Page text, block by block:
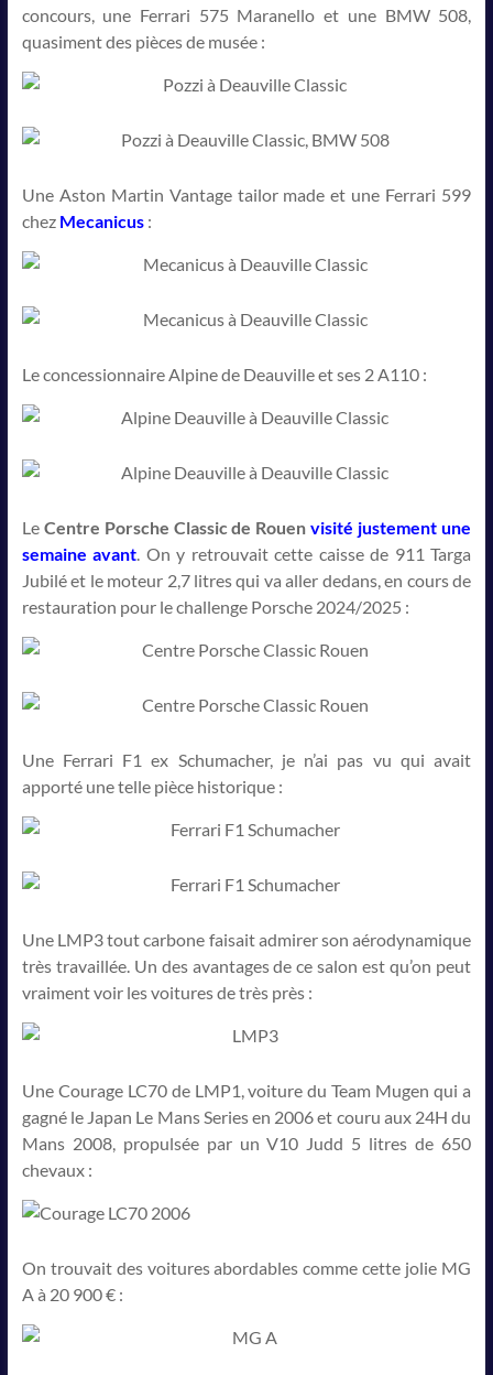
concours, une Ferrari 575 Maranello et une BMW 508,
quasiment des pièces de musée :
Une Aston Martin Vantage tailor made et une Ferrari 599
chez Mecanicus :
Le concessionnaire Alpine de Deauville et ses 2 A110 :
Le Centre Porsche Classic de Rouen visité justement une
semaine avant. On y retrouvait cette caisse de 911 Targa
Jubilé et le moteur 2,7 litres qui va aller dedans, en cours de
restauration pour le challenge Porsche 2024/2025 :
Une Ferrari F1 ex Schumacher, je n’ai pas vu qui avait
apporté une telle pièce historique :
Une LMP3 tout carbone faisait admirer son aérodynamique
très travaillée. Un des avantages de ce salon est qu’on peut
vraiment voir les voitures de très près :
Une Courage LC70 de LMP1, voiture du Team Mugen qui a
gagné le Japan Le Mans Series en 2006 et couru aux 24H du
Mans 2008, propulsée par un V10 Judd 5 litres de 650
chevaux :
On trouvait des voitures abordables comme cette jolie MG
A à 20 900 € :